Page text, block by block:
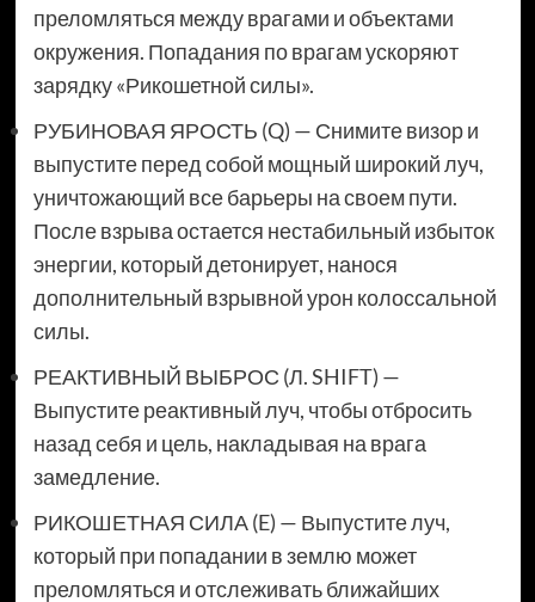
преломляться между врагами и объектами
окружения. Попадания по врагам ускоряют
зарядку «Рикошетной силы».
РУБИНОВАЯ ЯРОСТЬ (Q) — Снимите визор и
выпустите перед собой мощный широкий луч,
уничтожающий все барьеры на своем пути.
После взрыва остается нестабильный избыток
энергии, который детонирует, нанося
дополнительный взрывной урон колоссальной
силы.
РЕАКТИВНЫЙ ВЫБРОС (Л. SHIFT) —
Выпустите реактивный луч, чтобы отбросить
назад себя и цель, накладывая на врага
замедление.
РИКОШЕТНАЯ СИЛА (E) — Выпустите луч,
который при попадании в землю может
преломляться и отслеживать ближайших